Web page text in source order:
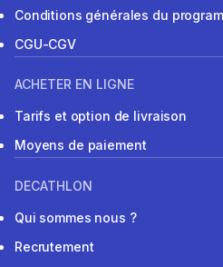
Conditions générales du
CGU-CGV
ACHETER EN LIGNE
Tarifs et option de livraison
Moyens de paiement
DECATHLON
Qui sommes nous ?
Recrutement